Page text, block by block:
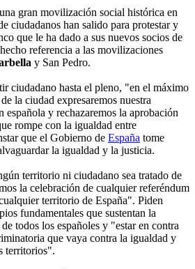
gran movilización social histórica en
ciudadanos han salido para protestar y
que le ha dado a sus nuevos socios de
referencia a las movilizaciones
y San Pedro.
ciudadano hasta el pleno, "en el máximo
la ciudad expresaremos nuestra
española y rechazaremos la aprobación
rompe con la igualdad entre
que el Gobierno de España tome
la igualdad y la justicia.
territorio ni ciudadano sea tratado de
la celebración de cualquier referéndum
territorio de España". Piden
fundamentales que sustentan la
todos los españoles y "estar en contra
que vaya contra la igualdad y
territorios".